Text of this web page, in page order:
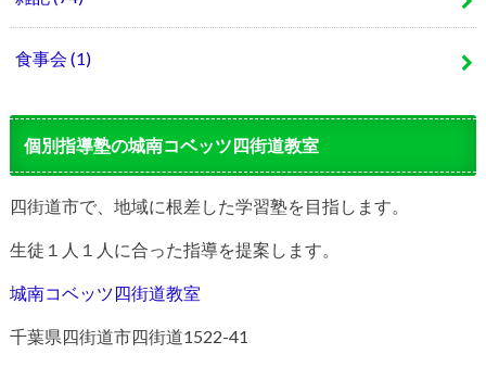
食事会 (1)
個別指導塾の城南コベッツ四街道教室
四街道市で、地域に根差した学習塾を目指します。
生徒１人１人に合った指導を提案します。
城南コベッツ四街道教室
千葉県四街道市四街道1522-41